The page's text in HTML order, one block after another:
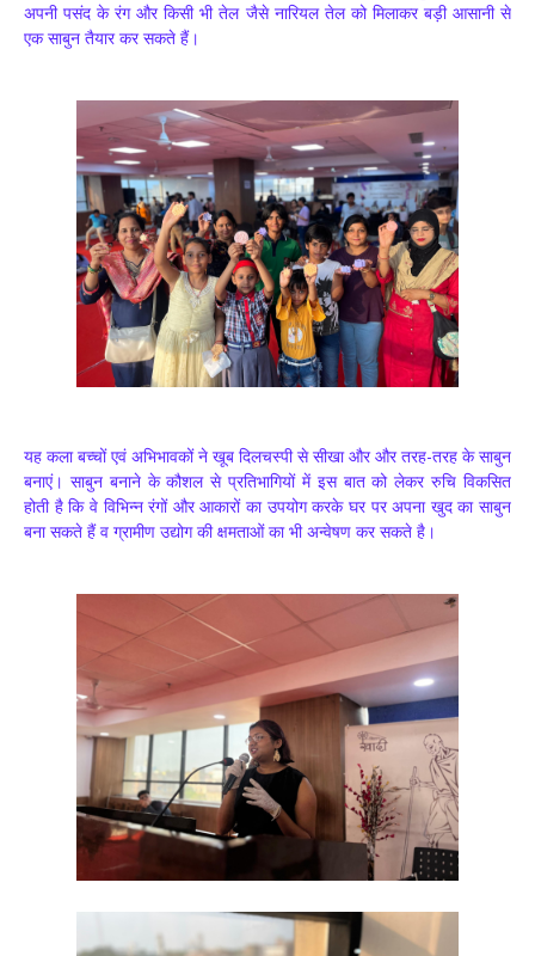
अपनी पसंद के रंग और किसी भी तेल जैसे नारियल तेल को मिलाकर बड़ी आसानी से
एक साबुन तैयार कर सकते हैं।
यह कला‌ बच्चों एवं अभिभावकों ने खूब दिलचस्पी से सीखा और और तरह-तरह के साबुन
बनाएं। साबुन बनाने के कौशल से प्रतिभागियों में इस बात को लेकर रुचि विकसित
होती है कि वे विभिन्न रंगों और आकारों का उपयोग करके घर पर अपना खुद का साबुन
बना सकते हैं व ग्रामीण उद्योग की क्षमताओं का भी अन्वेषण कर सकते है।